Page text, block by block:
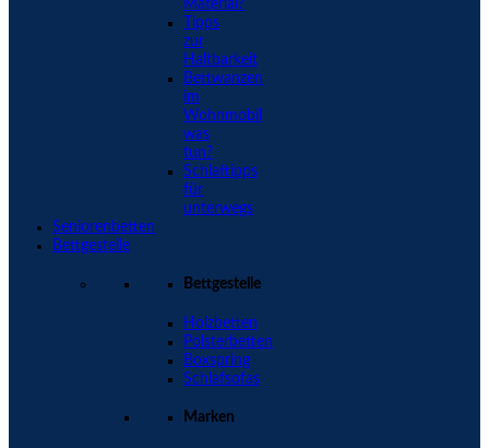
Material?
Tipps
zur
Haltbarkeit
Bettwanzen
im
Wohnmobil
was
tun?
Schlaftipps
für
unterwegs
Seniorenbetten
Bettgestelle
Bettgestelle
Holzbetten
Polsterbetten
Boxspring
Schlafsofas
Marken